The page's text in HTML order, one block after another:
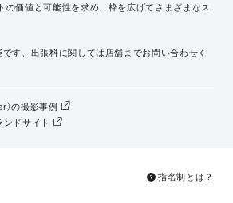
の価値と可能性を求め、枠を広げてさまざまなス
す、出張料に関しては店舗までお問い合わせく
の撮影事例
ンドサイト
指名制とは？